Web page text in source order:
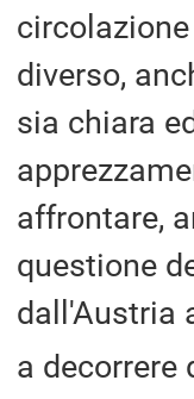
diverso,
sia chiara
affrontare,
questione
dall'Austria
a decorrere